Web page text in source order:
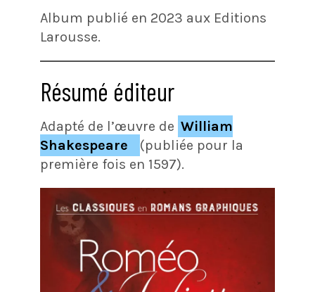
Album publié en 2023 aux Editions
Larousse.
Résumé éditeur
Adapté de l’œuvre de William
Shakespeare
(publiée pour la
première fois en 1597).